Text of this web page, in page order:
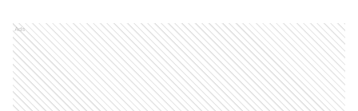
Ads